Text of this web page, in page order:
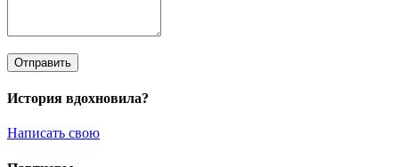
Отправить
История вдохновила?
Написать свою